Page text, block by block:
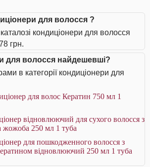
для волосся ?
кондиціонери для волосся
грн.
для волосся найдешевші?
в категорії кондиціонери для
для волос Кератин 750 мл 1
відновлюючий для сухого волосся з
жожоба 250 мл 1 туба
для пошкодженного волосся з
відновлюючий 250 мл 1 туба